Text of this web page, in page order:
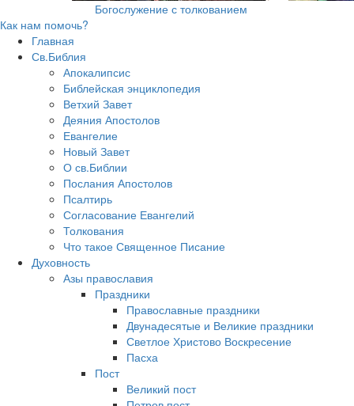
Богослужение с толкованием
Как нам помочь?
Главная
Св.Библия
Апокалипсис
Библейская энциклопедия
Ветхий Завет
Деяния Апостолов
Евангелие
Новый Завет
О св.Библии
Послания Апостолов
Псалтирь
Согласование Евангелий
Толкования
Что такое Священное Писание
Духовность
Азы православия
Праздники
Православные праздники
Двунадесятые и Великие праздники
Светлое Христово Воскресение
Пасха
Пост
Великий пост